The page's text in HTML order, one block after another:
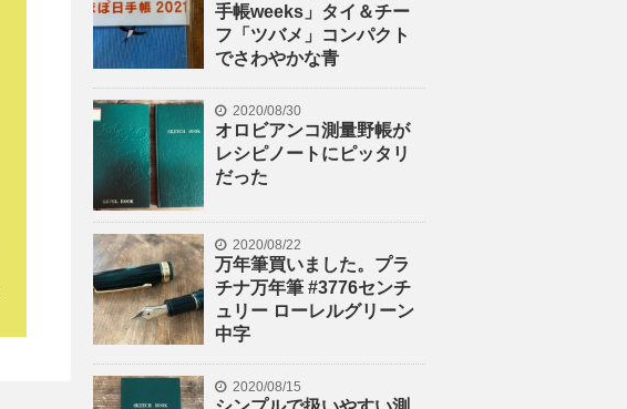
手帳weeks」タイ＆チー
フ「ツバメ」コンパクト
でさわやかな青
2020/08/30
オロビアンコ測量野帳が
レシピノートにピッタリ
だった
2020/08/22
万年筆買いました。プラ
チナ万年筆 #3776センチ
ュリー ローレルグリーン
中字
2020/08/15